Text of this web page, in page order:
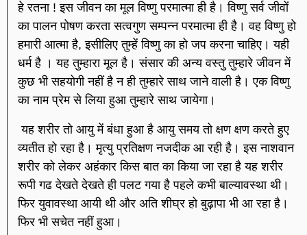
हे रतना ! इस जीवन का मूल विष्णु परमात्मा ही है। विष्णु सर्व जीवों
का पालन पोषण करता सत्वगुण सम्पन्न परमात्मा ही है। वह विष्णु हो
हमारी आत्मा है, इसीलिए तुम्हें विष्णु का हो जप करना चाहिए। यही
धर्म है । यह तुम्हारा मूल है। संसार की अन्य वस्तु तुम्हारे जीवन में
कुछ भी सहयोगी नहीं है न ही तुम्हारे साथ जाने वाली है। एक विष्णु
का नाम प्रेम से लिया हुआ तुम्हारे साथ जायेगा।
यह शरीर तो आयु में बंधा हुआ है आयु समय तो क्षण क्षण करते हुए
व्यतीत हो रहा है। मृत्यु प्रतिक्षण नजदीक आ रही है। इस नाशवान
शरीर को लेकर अहंकार किस बात का किया जा रहा है यह शरीर
रूपी गढ देखते देखते ही पलट गया है पहले कभी बाल्यावस्था थी।
फिर युवावस्था आयी थी और अति शीघ्र हो बुढ़ापा भी आ रहा है।
फिर भी सचेत नहीं हुआ।